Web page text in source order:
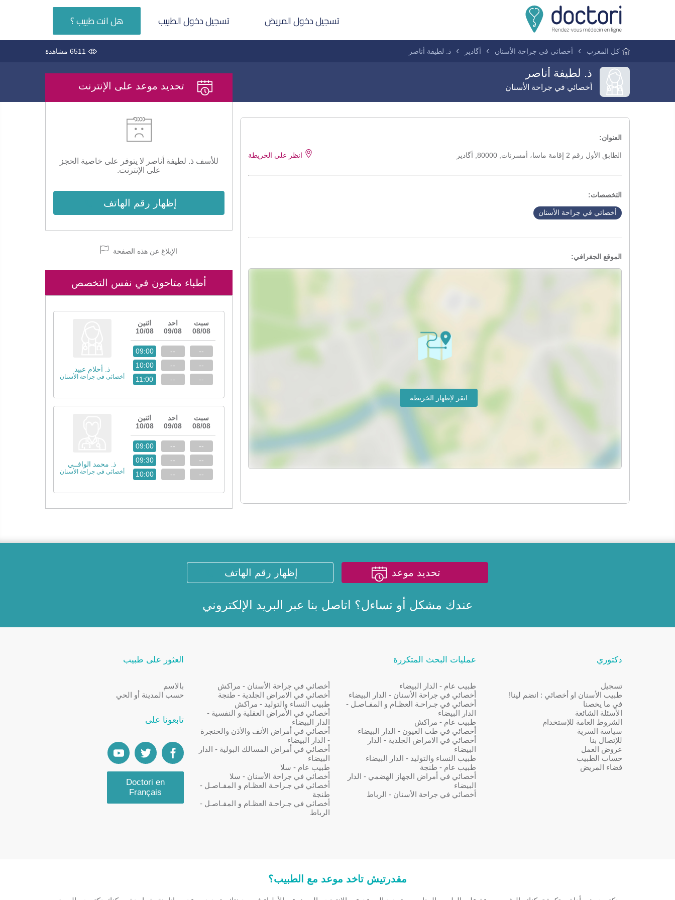
تسجيل دخول المريض تسجيل دخول الطبيب هل انت طبيب ؟
كل المغرب أخصائي في جراحة الأسنان أگادير ذ. لطيفة أناصر 6511 مشاهدة
ذ. لطيفة أناصر
أخصائي في جراحة الأسنان تحديد موعد على الإنترنت
للأسف ذ. لطيفة أناصر لا يتوفر على خاصية الحجز
على الإنترنت.
إظهار رقم الهاتف
الإبلاغ عن هذه الصفحة
أطباء متاحون في نفس التخصص
ذ. أحلام عبيد
أخصائي في جراحة الأسنان
سبت
08/08
احد
09/08
اثنين
10/08
--
--
--
--
--
--
09:00
10:00
11:00
ذ. محمد الوافــي
أخصائي في جراحة الأسنان
سبت
08/08
احد
09/08
اثنين
10/08
--
--
--
--
--
--
09:00
09:30
10:00
العنوان:
الطابق الأول رقم 2 إقامة ماسا، أمسرنات, 80000, أگادير انظر على الخريطة
التخصصات:
أخصائي في جراحة الأسنان
الموقع الجغرافي:
تحديد موعد إظهار رقم الهاتف
عندك مشكل أو تساءل؟ اتاصل بنا عبر البريد الإلكتروني
دكتوري
تسجيل
طبيب الأسنان او أخصائي : انضم لينا!
في ما يخصنا
الأسئلة الشائعة
الشروط العامة للإستخدام
سياسة السرية
للإتصال بنا
عروض العمل
حساب الطبيب
فضاء المريض
عمليات البحث المتكررة
طبيب عام - الدار البيضاء
أخصائي في جراحة الأسنان - الدار البيضاء
أخصائي في جـراحـة العظـام و المفـاصـل -
الدار البيضاء
طبيب عام - مراكش
أخصائي في طب العيون - الدار البيضاء
أخصائي في الامراض الجلدية - الدار
البيضاء
طبيب النساء والتوليد - الدار البيضاء
طبيب عام - طنجة
أخصائي في أمراض الجهاز الهضمي - الدار
البيضاء
أخصائي في جراحة الأسنان - الرباط
أخصائي في جراحة الأسنان - مراكش
أخصائي في الامراض الجلدية - طنجة
طبيب النساء والتوليد - مراكش
أخصائي في الأمراض العقلية و النفسية -
الدار البيضاء
أخصائي في أمراض الأنف والأذن والحنجرة
- الدار البيضاء
أخصائي في أمراض المسالك البولية - الدار
البيضاء
طبيب عام - سلا
أخصائي في جراحة الأسنان - سلا
أخصائي في جـراحـة العظـام و المفـاصـل -
طنجة
أخصائي في جـراحـة العظـام و المفـاصـل -
الرباط
العثور على طبيب
بالاسم
حسب المدينة أو الحي
تابعونا على
Doctori en
Français
مقدرتيش تاخد موعد مع الطبيب؟